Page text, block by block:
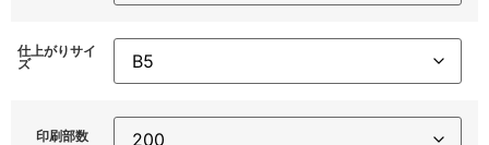
仕上がりサイ
ズ
印刷部数